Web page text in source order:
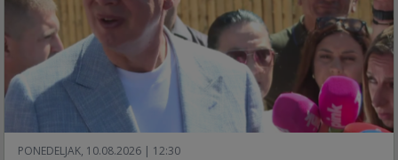
PONEDELJAK, 10.08.2026 | 12:30